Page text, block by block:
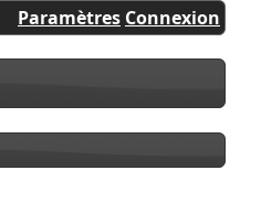
Paramètres Connexion